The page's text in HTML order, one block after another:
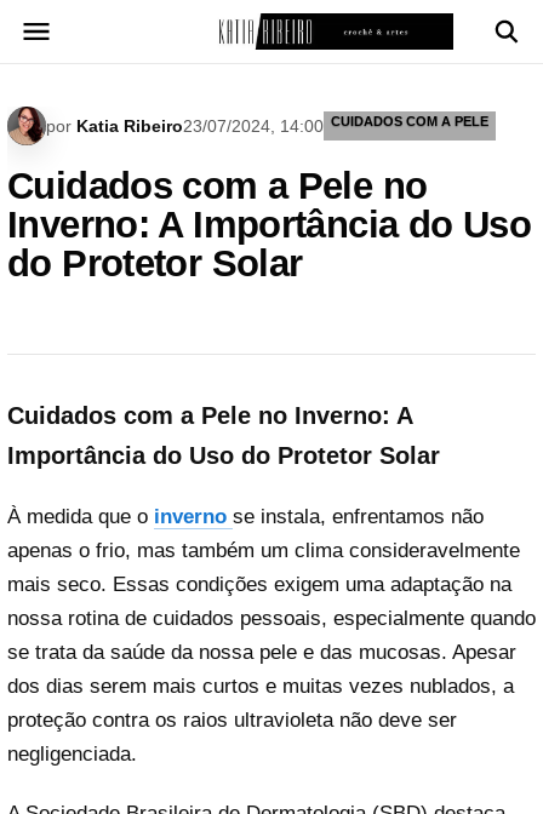
para
por Katia Ribeiro23/07/2024, 14:00 CUIDADOS COM A PELE
Cuidados com a Pele no
Inverno: A Importância do Uso
do Protetor Solar
Cuidados com a Pele no Inverno: A
Importância do Uso do Protetor Solar
À medida que o inverno se instala, enfrentamos não
apenas o frio, mas também um clima consideravelmente
mais seco. Essas condições exigem uma adaptação na
nossa rotina de cuidados pessoais, especialmente quando
se trata da saúde da nossa pele e das mucosas. Apesar
dos dias serem mais curtos e muitas vezes nublados, a
proteção contra os raios ultravioleta não deve ser
negligenciada.